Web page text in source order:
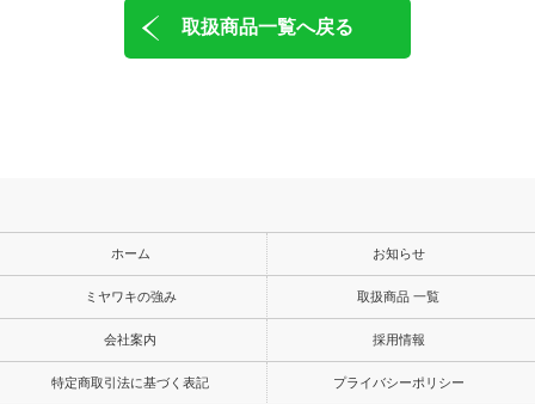
取扱商品一覧へ戻る
ホーム お知らせ
ミヤワキの強み 取扱商品 一覧
会社案内 採用情報
特定商取引法に基づく表記 プライバシーポリシー